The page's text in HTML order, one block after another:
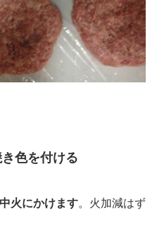
色を付ける
中火にかけます。火加減はず